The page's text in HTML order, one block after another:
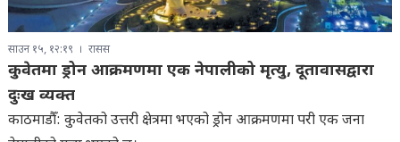
साउन १५, १२:१९ रासस
कुवेतमा ड्रोन आक्रमणमा एक नेपालीको मृत्यु, दूतावासद्वारा
दुःख व्यक्त
काठमाडौँ: कुवेतको उत्तरी क्षेत्रमा भएको ड्रोन आक्रमणमा परी एक जना